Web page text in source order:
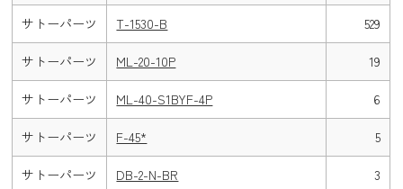
サトーパーツ T-1530-B 529
サトーパーツ ML-20-10P 19
サトーパーツ ML-40-S1BYF-4P 6
サトーパーツ F-45* 5
サトーパーツ DB-2-N-BR 3